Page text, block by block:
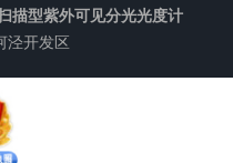
描型紫外可见分光光度计
泾开发区